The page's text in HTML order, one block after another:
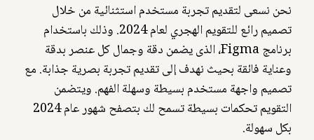
نحن نسعى لتقديم تجربة مستخدم استثنائية من خلال
تصميم رائع للتقويم الهجري لعام 2024. وذلك باستخدام
برنامج Figma، الذى يضمن دقة وجمال كل عنصر بدقة
وعناية فائقة بحيث نهدف إلى تقديم تجربة بصرية جذابة. مع
تصميم واجهة مستخدم بسيطة وسهلة الفهم. ويتضمن
التقويم تحكمات بسيطة تسمح لك بتصفح شهور عام 2024
بكل سهولة.